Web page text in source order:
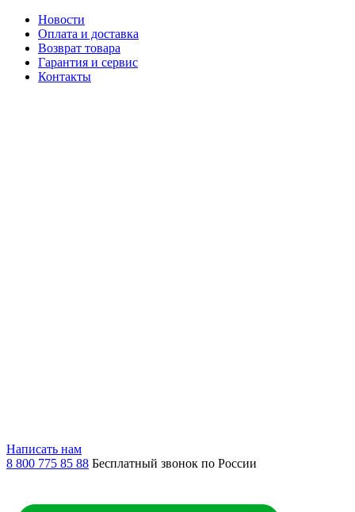
Новости
Оплата и доставка
Возврат товара
Гарантия и сервис
Контакты
Написать нам
8 800 775 85 88 Бесплатный звонок по России